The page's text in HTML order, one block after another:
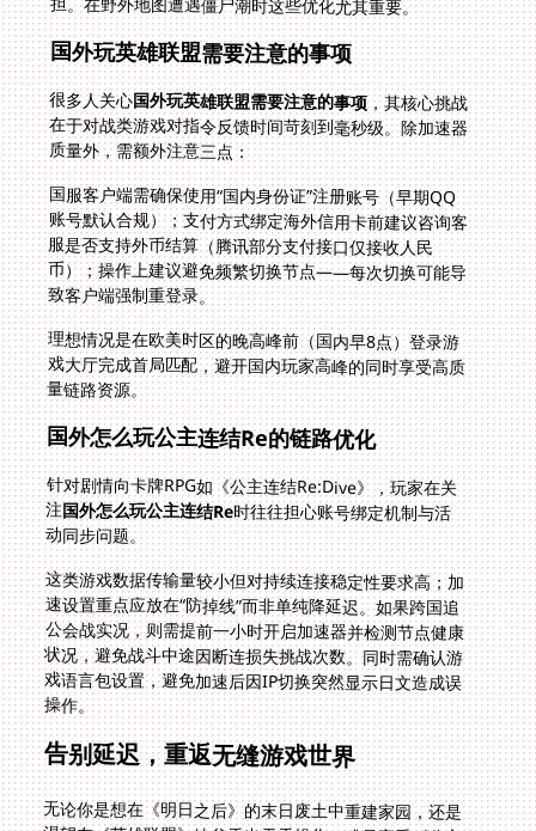
国外玩英雄联盟需要注意的事项
很多人关心国外玩英雄联盟需要注意的事项，其核心挑战
在于对战类游戏对指令反馈时间苛刻到毫秒级。除加速器
质量外，需额外注意三点：
国服客户端需确保使用“国内身份证”注册账号（早期QQ
账号默认合规）；支付方式绑定海外信用卡前建议咨询客
服是否支持外币结算（腾讯部分支付接口仅接收人民
币）；操作上建议避免频繁切换节点——每次切换可能导
致客户端强制重登录。
理想情况是在欧美时区的晚高峰前（国内早8点）登录游
戏大厅完成首局匹配，避开国内玩家高峰的同时享受高质
量链路资源。
国外怎么玩公主连结Re的链路优化
针对剧情向卡牌RPG如《公主连结Re:Dive》，玩家在关
注国外怎么玩公主连结Re时往往担心账号绑定机制与活
动同步问题。
这类游戏数据传输量较小但对持续连接稳定性要求高；加
速设置重点应放在“防掉线”而非单纯降延迟。如果跨国追
公会战实况，则需提前一小时开启加速器并检测节点健康
状况，避免战斗中途因断连损失挑战次数。同时需确认游
戏语言包设置，避免加速后因IP切换突然显示日文造成误
操作。
告别延迟，重返无缝游戏世界
无论你是想在《明日之后》的末日废土中重建家园，还是
渴望在《英雄联盟》峡谷秀出天秀操作，或是享受《公主